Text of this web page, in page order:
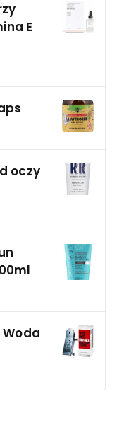
E
oczy
Woda